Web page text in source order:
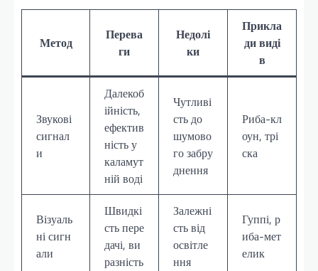
Метод
Перева
ги
Недолі
ки
Прикла
ди виді
в
Звукові
сигнал
и
Далекоб
ійність,
ефектив
ність у
каламут
ній воді
Чутливі
сть до
шумово
го забру
днення
Риба-кл
оун, трі
ска
Візуаль
ні сигн
али
Швидкі
сть пере
дачі, ви
разність
Залежні
сть від
освітле
ння
Гуппі, р
иба-мет
елик